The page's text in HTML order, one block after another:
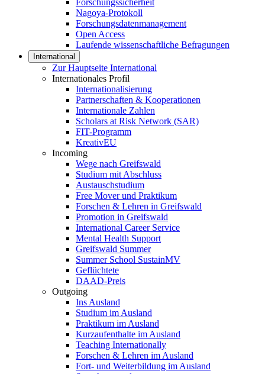
Forschungssicherheit
Nagoya-Protokoll
Forschungsdatenmanagement
Open Access
Laufende wissenschaftliche Befragungen
International
Zur Hauptseite International
Internationales Profil
Internationalisierung
Partnerschaften & Kooperationen
Internationale Zahlen
Scholars at Risk Network (SAR)
FIT-Programm
KreativEU
Incoming
Wege nach Greifswald
Studium mit Abschluss
Austauschstudium
Free Mover und Praktikum
Forschen & Lehren in Greifswald
Promotion in Greifswald
International Career Service
Mental Health Support
Greifswald Summer
Summer School SustainMV
Geflüchtete
DAAD-Preis
Outgoing
Ins Ausland
Studium im Ausland
Praktikum im Ausland
Kurzaufenthalte im Ausland
Teaching Internationally
Forschen & Lehren im Ausland
Fort- und Weiterbildung im Ausland